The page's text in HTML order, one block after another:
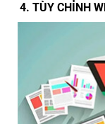
4. TÙY CHỈNH